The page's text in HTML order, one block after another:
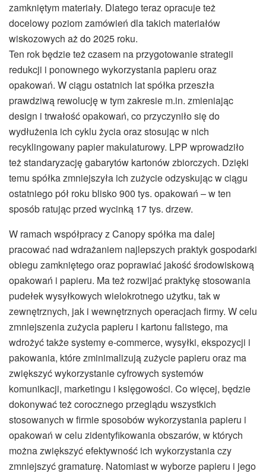
zamkniętym materiały. Dlatego teraz opracuje też
docelowy poziom zamówień dla takich materiałów
wiskozowych aż do 2025 roku.
Ten rok będzie też czasem na przygotowanie strategii
redukcji i ponownego wykorzystania papieru oraz
opakowań. W ciągu ostatnich lat spółka przeszła
prawdziwą rewolucję w tym zakresie m.in. zmieniając
design i trwałość opakowań, co przyczyniło się do
wydłużenia ich cyklu życia oraz stosując w nich
recyklingowany papier makulaturowy. LPP wprowadziło
też standaryzację gabarytów kartonów zbiorczych. Dzięki
temu spółka zmniejszyła ich zużycie odzyskując w ciągu
ostatniego pół roku blisko 900 tys. opakowań – w ten
sposób ratując przed wycinką 17 tys. drzew.
W ramach współpracy z Canopy spółka ma dalej
pracować nad wdrażaniem najlepszych praktyk gospodarki
obiegu zamkniętego oraz poprawiać jakość środowiskową
opakowań i papieru. Ma też rozwijać praktykę stosowania
pudełek wysyłkowych wielokrotnego użytku, tak w
zewnętrznych, jak i wewnętrznych operacjach firmy. W celu
zmniejszenia zużycia papieru i kartonu falistego, ma
wdrożyć także systemy e-commerce, wysyłki, ekspozycji i
pakowania, które zminimalizują zużycie papieru oraz ma
zwiększyć wykorzystanie cyfrowych systemów
komunikacji, marketingu i księgowości. Co więcej, będzie
dokonywać też corocznego przeglądu wszystkich
stosowanych w firmie sposobów wykorzystania papieru i
opakowań w celu zidentyfikowania obszarów, w których
można zwiększyć efektywność ich wykorzystania czy
zmniejszyć gramaturę. Natomiast w wyborze papieru i jego